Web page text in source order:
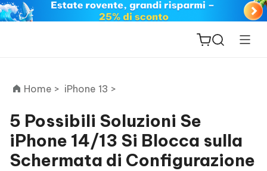
ReiBoot
for iOS
Home > iPhone 13 >
5 Possibili Soluzioni Se
iPhone 14/13 Si Blocca sulla
Schermata di Configurazione